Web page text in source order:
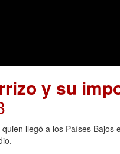
y su
llegó a los Países